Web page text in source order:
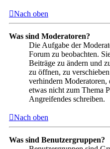
Nach oben
Was sind Moderatoren?
Die Aufgabe der
Forum zu beobachten.
Beiträge zu ändern und
zu öffnen, zu
verhindern
etwas nicht zum Thema
Angreifendes schreiben.
Nach oben
Was sind Benutzergruppen?